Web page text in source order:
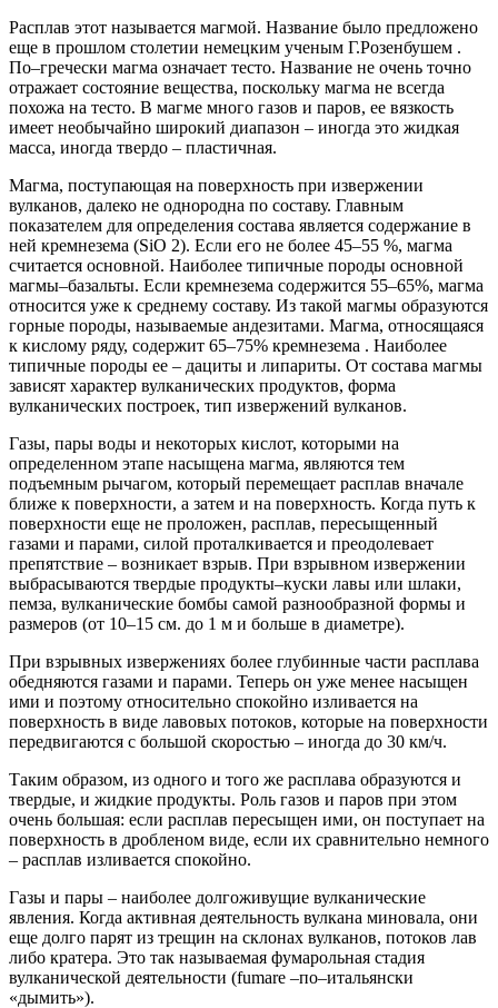
Расплав этот называется магмой. Название было предложено
еще в прошлом столетии немецким ученым Г.Розенбушем .
По–гречески магма означает тесто. Название не очень точно
отражает состояние вещества, поскольку магма не всегда
похожа на тесто. В магме много газов и паров, ее вязкость
имеет необычайно широкий диапазон – иногда это жидкая
масса, иногда твердо – пластичная.
Магма, поступающая на поверхность при извержении
вулканов, далеко не однородна по составу. Главным
показателем для определения состава является содержание в
ней кремнезема (SiO 2). Если его не более 45–55 %, магма
считается основной. Наиболее типичные породы основной
магмы–базальты. Если кремнезема содержится 55–65%, магма
относится уже к среднему составу. Из такой магмы образуются
горные породы, называемые андезитами. Магма, относящаяся
к кислому ряду, содержит 65–75% кремнезема . Наиболее
типичные породы ее – дациты и липариты. От состава магмы
зависят характер вулканических продуктов, форма
вулканических построек, тип извержений вулканов.
Газы, пары воды и некоторых кислот, которыми на
определенном этапе насыщена магма, являются тем
подъемным рычагом, который перемещает расплав вначале
ближе к поверхности, а затем и на поверхность. Когда путь к
поверхности еще не проложен, расплав, пересыщенный
газами и парами, силой проталкивается и преодолевает
препятствие – возникает взрыв. При взрывном извержении
выбрасываются твердые продукты–куски лавы или шлаки,
пемза, вулканические бомбы самой разнообразной формы и
размеров (от 10–15 см. до 1 м и больше в диаметре).
При взрывных извержениях более глубинные части расплава
обедняются газами и парами. Теперь он уже менее насыщен
ими и поэтому относительно спокойно изливается на
поверхность в виде лавовых потоков, которые на поверхности
передвигаются с большой скоростью – иногда до 30 км/ч.
Таким образом, из одного и того же расплава образуются и
твердые, и жидкие продукты. Роль газов и паров при этом
очень большая: если расплав пересыщен ими, он поступает на
поверхность в дробленом виде, если их сравнительно немного
– расплав изливается спокойно.
Газы и пары – наиболее долгоживущие вулканические
явления. Когда активная деятельность вулкана миновала, они
еще долго парят из трещин на склонах вулканов, потоков лав
либо кратера. Это так называемая фумарольная стадия
вулканической деятельности (fumare –по–итальянски
«дымить»).